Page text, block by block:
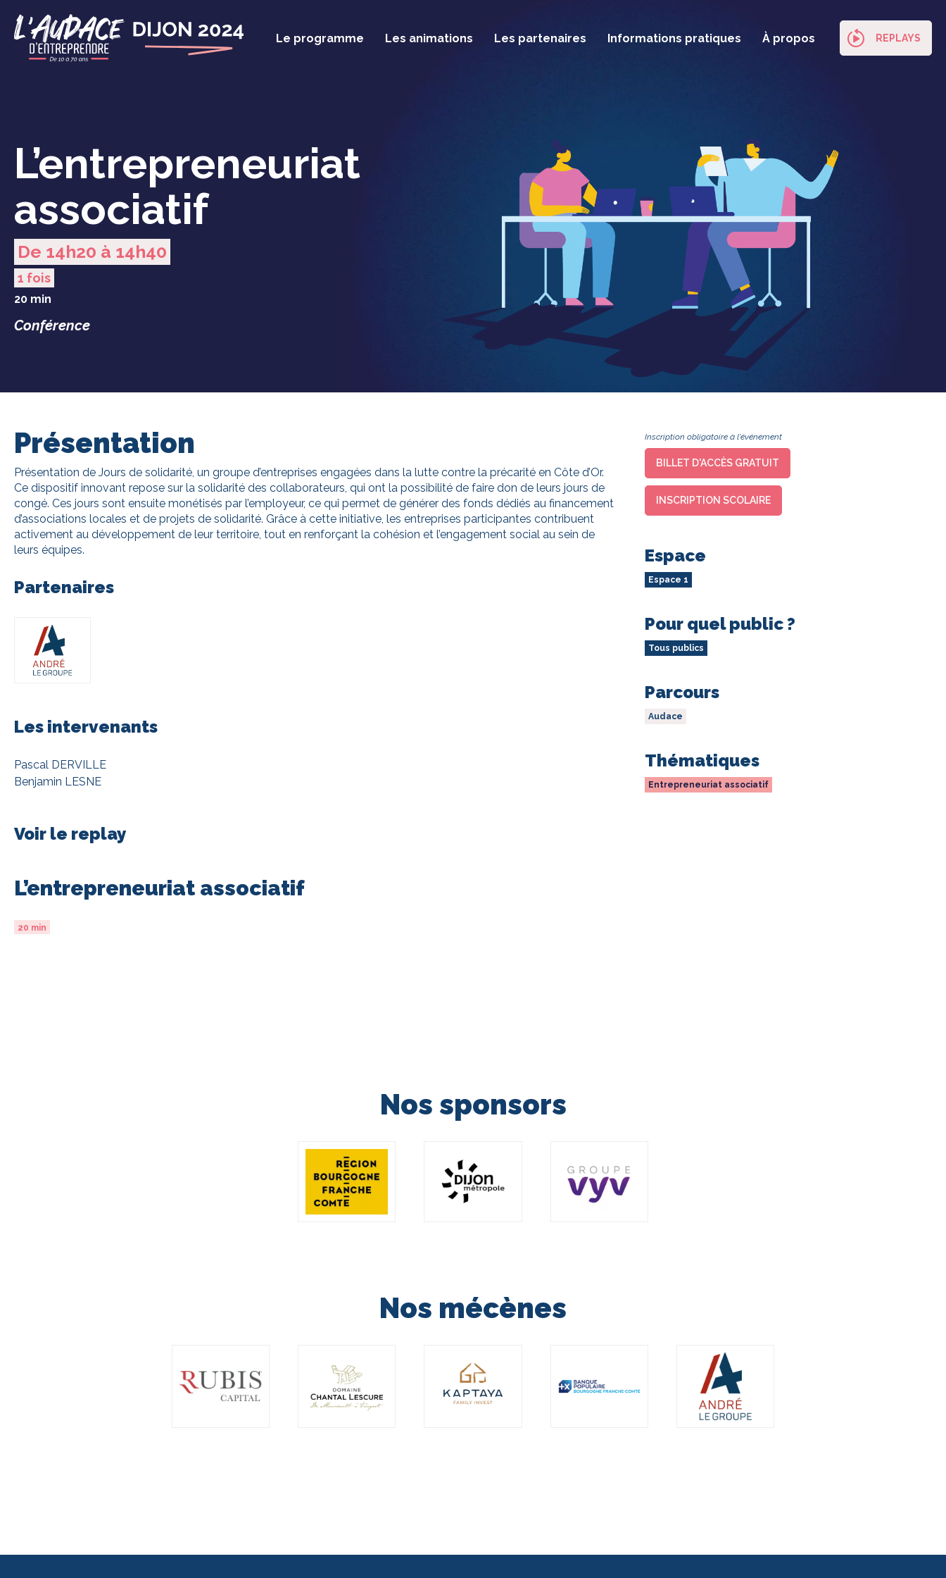
Le programme Les animations Les partenaires Informations pratiques À propos REPLAYS
L’entrepreneuriat
associatif
De 14h20 à 14h40
1 fois
20 min
Conférence
Présentation
Présentation de Jours de solidarité, un groupe d’entreprises engagées dans la lutte contre la précarité en Côte d’Or.
Ce dispositif innovant repose sur la solidarité des collaborateurs, qui ont la possibilité de faire don de leurs jours de
congé. Ces jours sont ensuite monétisés par l’employeur, ce qui permet de générer des fonds dédiés au financement
d’associations locales et de projets de solidarité. Grâce à cette initiative, les entreprises participantes contribuent
activement au développement de leur territoire, tout en renforçant la cohésion et l’engagement social au sein de
leurs équipes.
Partenaires
Les intervenants
Pascal DERVILLE
Benjamin LESNE
Voir le replay
L’entrepreneuriat associatif
20 min
Inscription obligatoire à l'événement
BILLET D'ACCÈS GRATUIT
INSCRIPTION SCOLAIRE
Espace
Espace 1
Pour quel public ?
Tous publics
Parcours
Audace
Thématiques
Entrepreneuriat associatif
Nos sponsors
Nos mécènes